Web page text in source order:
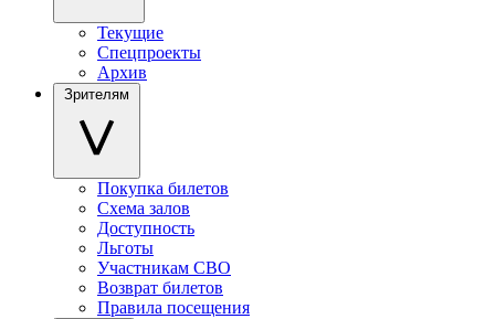
Текущие
Спецпроекты
Архив
Зрителям
Покупка билетов
Схема залов
Доступность
Льготы
Участникам СВО
Возврат билетов
Правила посещения